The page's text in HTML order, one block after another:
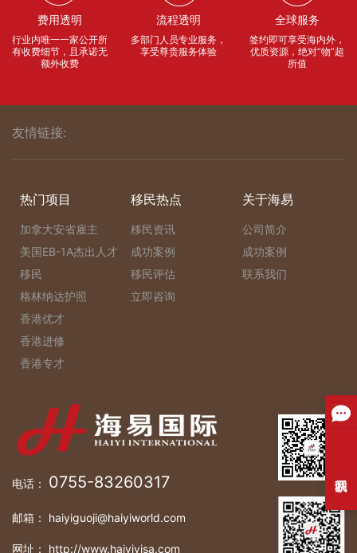
费用透明
行业内唯一一家公开所
有收费细节，且承诺无
额外收费
流程透明
多部门人员专业服务，
享受尊贵服务体验
全球服务
签约即可享受海内外，
优质资源，绝对“物”超
所值
友情链接:
热门项目
加拿大安省雇主
美国EB-1A杰出人才
移民
格林纳达护照
香港优才
香港进修
香港专才
移民热点
移民资讯
成功案例
移民评估
立即咨询
关于海易
公司简介
成功案例
联系我们
电话： 0755-83260317
邮箱： haiyiguoji@haiyiworld.com
网址： http://www.haiyivisa.com